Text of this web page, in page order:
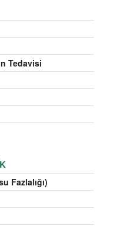
Tedavisi
Fazlalığı)